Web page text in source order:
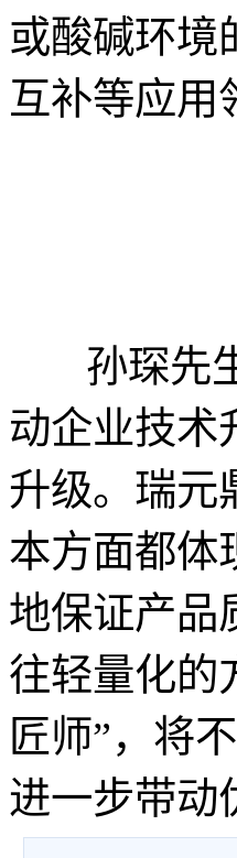
或酸碱环境
互补等应用
孙琛先生
动企业技术
升级。瑞元
本方面都体
地保证产品
往轻量化的
匠师”，将
进一步带动